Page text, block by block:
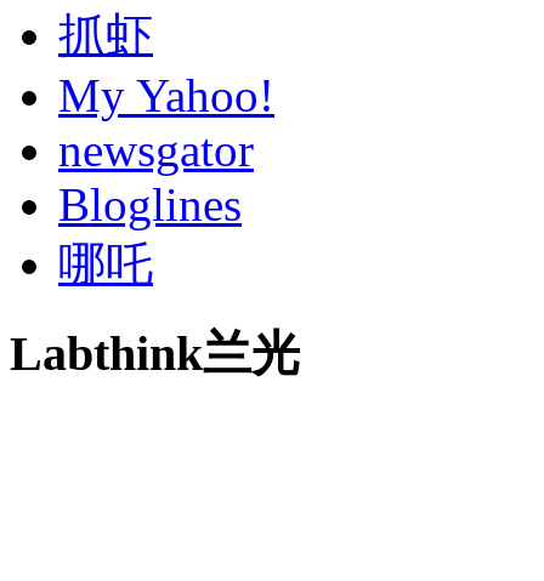
抓虾
My Yahoo!
newsgator
Bloglines
哪吒
Labthink兰光